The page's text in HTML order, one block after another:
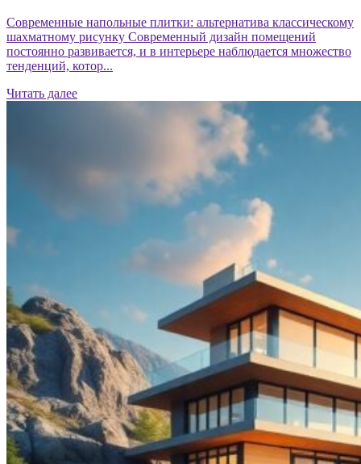
Современные напольные плитки: альтернатива классическому
шахматному рисунку Современный дизайн помещений
постоянно развивается, и в интерьере наблюдается множество
тенденций, котор...
Читать далее